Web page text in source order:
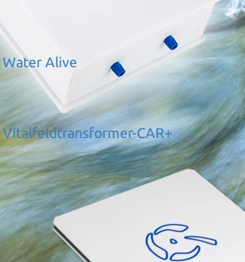
Water Alive
Vitalfeldtransformer-CAR+